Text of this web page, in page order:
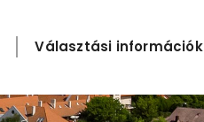
Választási információk